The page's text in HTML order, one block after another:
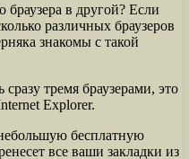
браузера в другой? Если
различных браузеров
знакомы с такой
тремя браузерами, это
Explorer.
бесплатную
все ваши закладки из